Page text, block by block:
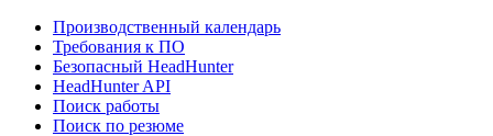
Производственный календарь
Требования к ПО
Безопасный HeadHunter
HeadHunter API
Поиск работы
Поиск по резюме